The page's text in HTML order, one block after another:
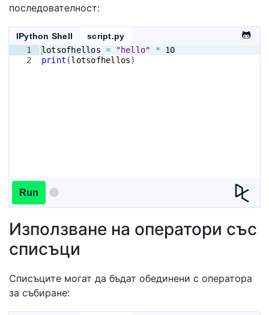
последователност:
IPython Shell
script.py
1
2
lotsofhellos = "hello" *
10
print (lotsofhellos)
Run
Използване на оператори със
списъци
Списъците могат да бъдат обединени с оператора
за събиране: